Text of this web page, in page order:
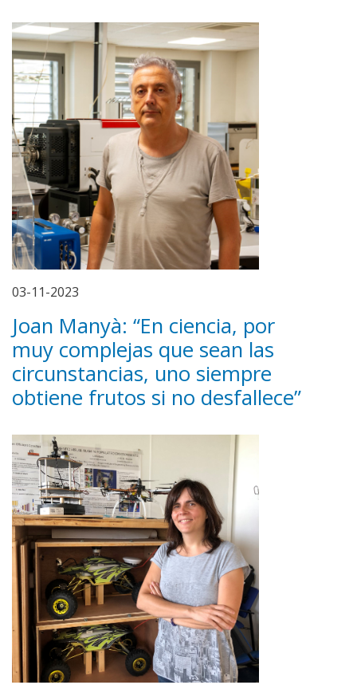
03-11-2023
Joan Manyà: “En ciencia, por
muy complejas que sean las
circunstancias, uno siempre
obtiene frutos si no desfallece”